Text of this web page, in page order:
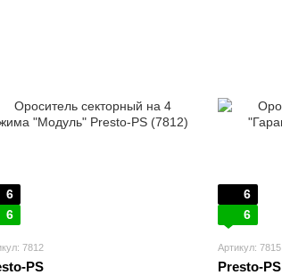
6
6
7812
PS
6
6
Артикул: 7815
Presto-PS